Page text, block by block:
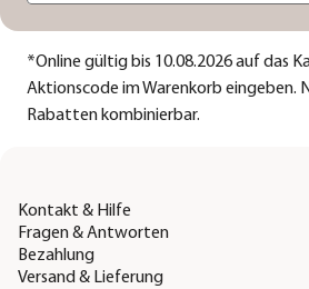
*Online gültig bis 10.08.2026 auf das
Aktionscode im Warenkorb eingeben.
Rabatten kombinierbar.
Kontakt & Hilfe
Fragen & Antworten
Bezahlung
Versand & Lieferung